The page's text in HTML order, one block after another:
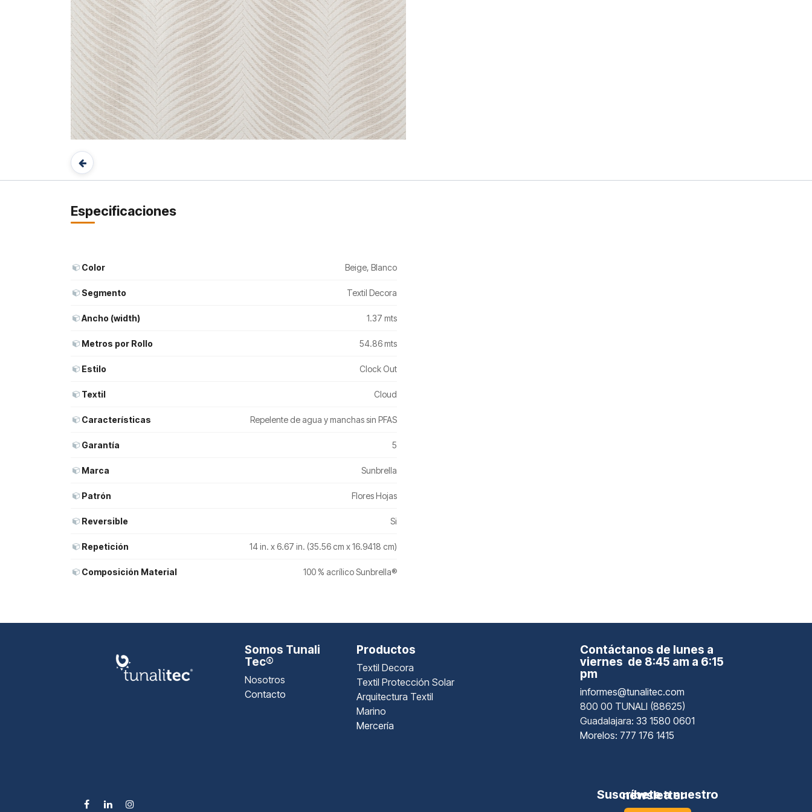
Especificaciones
Color Beige, Blanco
Segmento Textil Decora
Ancho (width) 1.37 mts
Metros por Rollo 54.86 mts
Estilo Clock Out
Textil Cloud
Características Repelente de agua y manchas sin PFAS
Garantía 5
Marca Sunbrella
Patrón Flores Hojas
Reversible Si
Repetición 14 in. x 6.67 in. (35.56 cm x 16.9418 cm)
Composición Material 100 % acrílico Sunbrella®
Somos Tunali
Tec®
Nosotros
Contacto
Productos
Textil Decora
Textil Protección Solar
Arquitectura Textil
Marino
Mercería
Contáctanos de lunes a
viernes de 8:45 am a 6:15
pm
informes@tunalitec.com
800 00 TUNALI (88625)
Guadalajara: 33 1580 0601
Morelos: 777 176 1415
Suscríbete a nuestro newsletter